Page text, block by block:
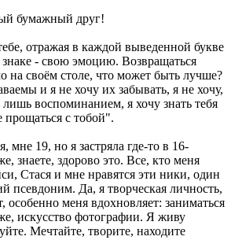
бумажный друг!
отражая в каждой выведенной букве
- свою эмоцию. Возвращаться
на своём столе, что может быть лучше?
и я не хочу их забывать, я не хочу,
лишь воспоминанием, я хочу знать тебя
прощаться с тобой".
мне 19, но я застряла где-то в 16-
знаете, здорово это. Все, кто меня
Стася и мне нравятся эти ники, один
псевдоним. Да, я творческая личность,
особенно меня вдохновляет: заниматься
искусство фотографии. Я живу
Мечтайте, творите, находите